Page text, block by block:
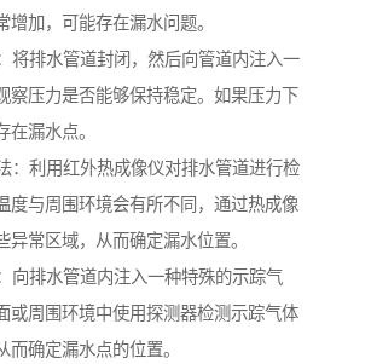
增加，可能存在漏水问题。
将排水管道封闭，然后向管道内注入一
察压力是否能够保持稳定。如果压力下
在漏水点。
：利用红外热成像仪对排水管道进行检
度与周围环境会有所不同，通过热成像
异常区域，从而确定漏水位置。
向排水管道内注入一种特殊的示踪气
或周围环境中使用探测器检测示踪气体
而确定漏水点的位置。